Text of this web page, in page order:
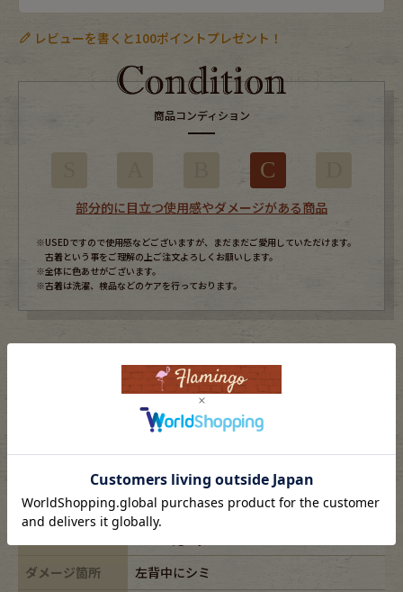
レビューを書くと100ポイントプレゼント！
商品コンディション
C
部分的に目立つ使用感やダメージがある商品
※USEDですので使用感などございますが、まだまだご愛用していただけます。
古着という事をご理解の上ご注文よろしくお願いします。
※全体に色あせがございます。
※古着は洗濯、検品などのケアを行っております。
FRUITOFTHEROOM/フルーツオブザルー
年代
-
ダメージ箇所
左背中にシミ